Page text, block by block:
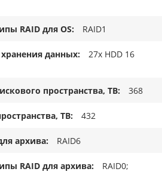
RAID для OS RAID1
данных
27x HDD 16
пространства, TB 368
ТB 432
архива RAID6
RAID для архива
RAID0;